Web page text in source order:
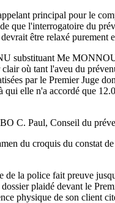
principal pour le
que l'interrogatoire du
être relaxé purement
Me
où tant l'aveu du
par le Premier Juge
elle n'a accordé que
C. Paul, Conseil du
du croquis du constat
la police fait preuve
plaidé devant le
physique de son client